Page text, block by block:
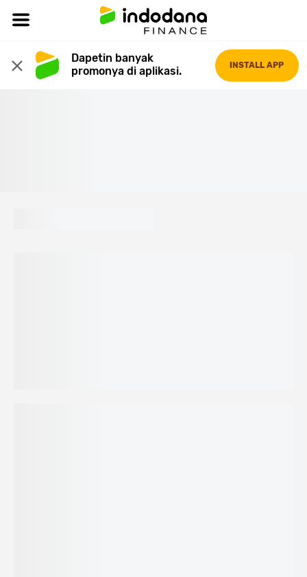
Dapetin banyak
promonya di aplikasi.
INSTALL APP